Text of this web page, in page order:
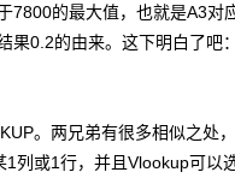
7800的最大值，也就是A3对
0.2的由来。这下明白了吧：
。两兄弟有很多相似之处
列或1行，并且Vlookup可以